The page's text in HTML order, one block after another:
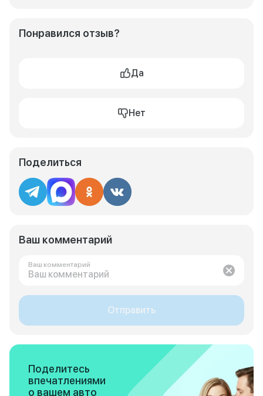
Понравился отзыв?
Да
Нет
Поделиться
Ваш комментарий
Ваш комментарий
Отправить
Поделитесь
впечатлениями
о вашем авто